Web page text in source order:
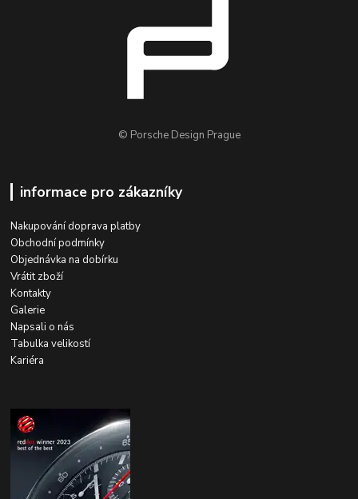
© Porsche Design Prague
informace pro zákazníky
Nakupování doprava platby
Obchodní podmínky
Objednávka na dobírku
Vrátit zboží
Kontakty
Galerie
Napsali o nás
Tabulka velikostí
Kariéra